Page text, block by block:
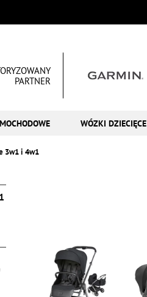
PARTNER
WÓZKI DZIECIĘCE
3w1 i 4w1